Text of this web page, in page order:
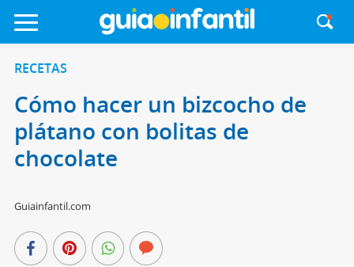
RECETAS
Cómo hacer un bizcocho de
plátano con bolitas de
chocolate
Guiainfantil.com